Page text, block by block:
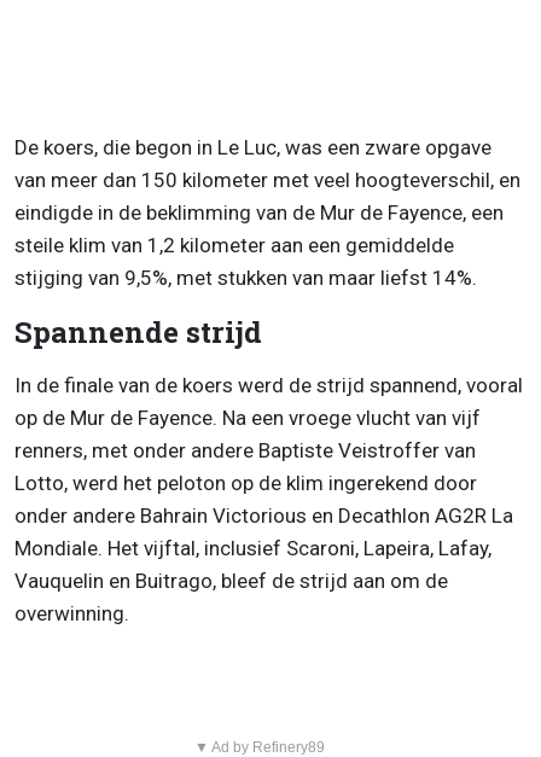
De koers, die begon in Le Luc, was een zware opgave
van meer dan 150 kilometer met veel hoogteverschil, en
eindigde in de beklimming van de Mur de Fayence, een
steile klim van 1,2 kilometer aan een gemiddelde
stijging van 9,5%, met stukken van maar liefst 14%.
Spannende strijd
In de finale van de koers werd de strijd spannend, vooral
op de Mur de Fayence. Na een vroege vlucht van vijf
renners, met onder andere Baptiste Veistroffer van
Lotto, werd het peloton op de klim ingerekend door
onder andere Bahrain Victorious en Decathlon AG2R La
Mondiale. Het vijftal, inclusief Scaroni, Lapeira, Lafay,
Vauquelin en Buitrago, bleef de strijd aan om de
overwinning.
▼ Ad by Refinery89